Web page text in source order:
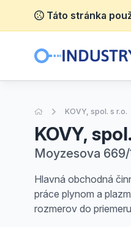
Táto stránka
Úvodná stránka
KOVY, spol. s r.o.
KOVY,
Moyzesova
Hlavná obchodná
práce plynom a
rozmerov do